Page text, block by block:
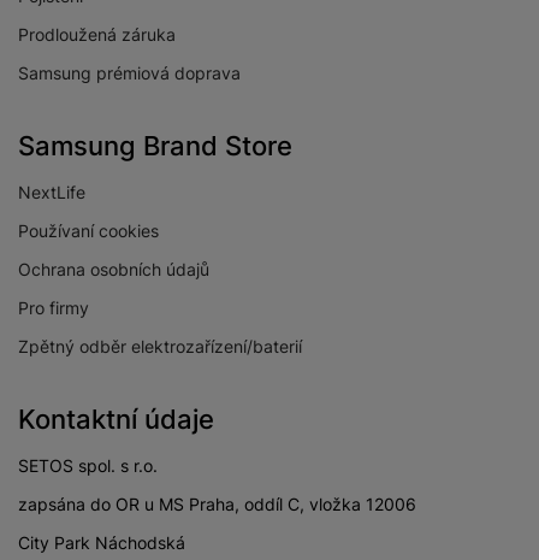
Prodloužená záruka
Samsung prémiová doprava
Samsung Brand Store
NextLife
Používaní cookies
Ochrana osobních údajů
Pro firmy
Zpětný odběr elektrozařízení/baterií
Kontaktní údaje
SETOS spol. s r.o.
zapsána do OR u MS Praha, oddíl C, vložka 12006
City Park Náchodská